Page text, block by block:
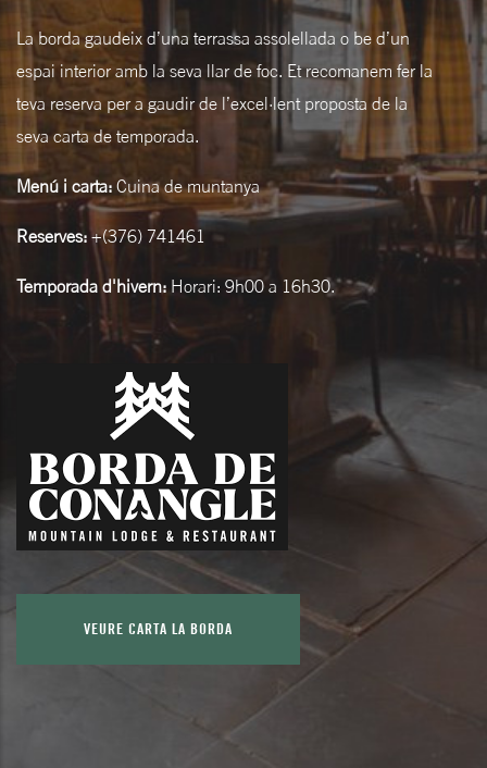
La borda gaudeix d’una terrassa assolellada o be d’un
espai interior amb la seva llar de foc. Et recomanem fer la
teva reserva per a gaudir de l’excel·lent proposta de la
seva carta de temporada.
Menú i carta: Cuina de muntanya
Reserves:+(376) 741461
Temporada d'hivern: Horari: 9h00 a 16h30.
VEURE CARTA LA BORDA